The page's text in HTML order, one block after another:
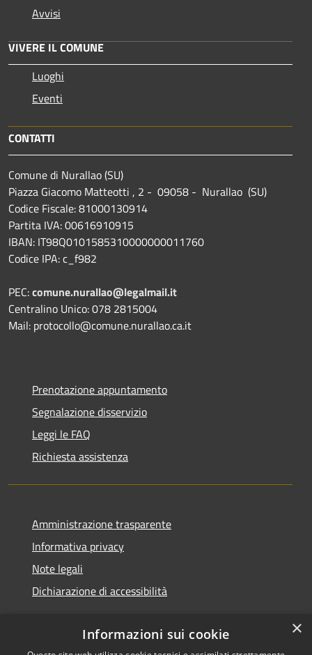
Avvisi
VIVERE IL COMUNE
Luoghi
Eventi
CONTATTI
Comune di Nurallao (SU)
Piazza Giacomo Matteotti , 2 - 09058 - Nurallao (SU)
Codice Fiscale: 81000130914
Partita IVA: 00616910915
IBAN: IT98Q0101585310000000011760
Codice IPA: c_f982
PEC:comune.nurallao@legalmail.it
Centralino Unico: 078 2815004
Mail: protocollo@comune.nurallao.ca.it
Prenotazione appuntamento
Segnalazione disservizio
Leggi le FAQ
Richiesta assistenza
Amministrazione trasparente
Informativa privacy
Note legali
Dichiarazione di accessibilità
×
Informazioni sui cookie